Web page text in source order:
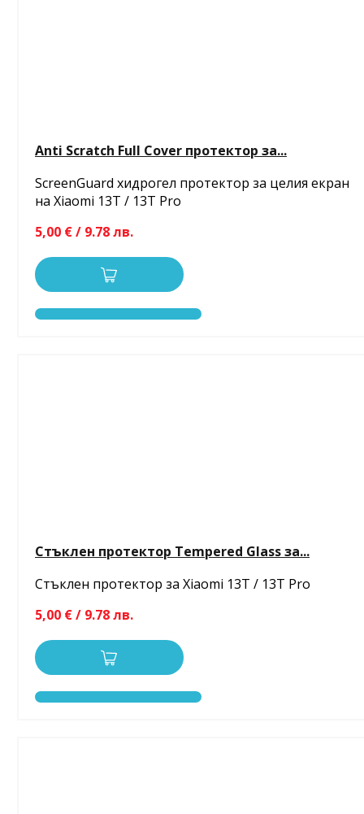
Anti Scratch Full Cover протектор за...
ScreenGuard хидрогел протектор за целия екран
на Xiaomi 13T / 13T Pro
5,00 € / 9.78 лв.
Стъклен протектор Tempered Glass за...
Стъклен протектор за Xiaomi 13T / 13T Pro
5,00 € / 9.78 лв.